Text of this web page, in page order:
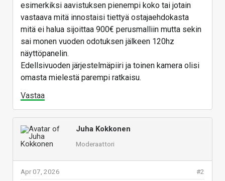
esimerkiksi aavistuksen pienempi koko tai jotain
vastaava mitä innostaisi tiettyä ostajaehdokasta
mitä ei halua sijoittaa 900€ perusmalliin mutta sekin
sai monen vuoden odotuksen jälkeen 120hz
näyttöpanelin.
Edellsivuoden järjestelmäpiiri ja toinen kamera olisi
omasta mielestä parempi ratkaisu.
Vastaa
Juha Kokkonen
Moderaattori
#2
Apr 07, 2026